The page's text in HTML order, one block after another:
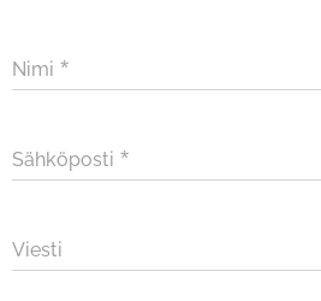
Nimi
Sähköposti
Viesti